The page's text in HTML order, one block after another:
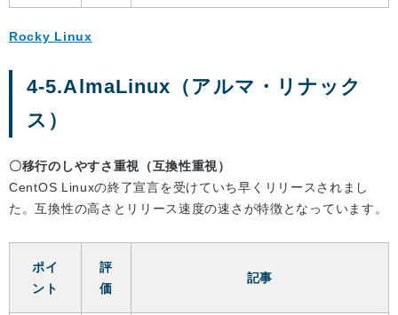
Rocky Linux
4-5.AlmaLinux（アルマ・リナック
ス）
〇移行のしやすさ重視（互換性重視）
CentOS Linuxの終了宣言を受けていち早くリリースされまし
た。互換性の高さとリリース速度の速さが特徴となっています。
ポイ
ント
評
価
記事